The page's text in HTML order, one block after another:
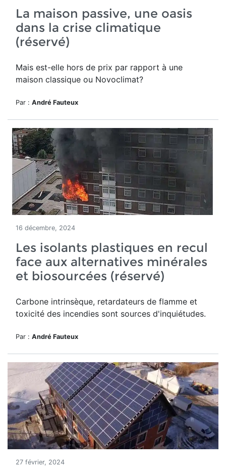
La maison passive, une oasis
dans la crise climatique
(réservé)
Mais est-elle hors de prix par rapport à une
maison classique ou Novoclimat?
Par : André Fauteux
16 décembre, 2024
Les isolants plastiques en recul
face aux alternatives minérales
et biosourcées (réservé)
Carbone intrinsèque, retardateurs de flamme et
toxicité des incendies sont sources d'inquiétudes.
Par : André Fauteux
27 février, 2024